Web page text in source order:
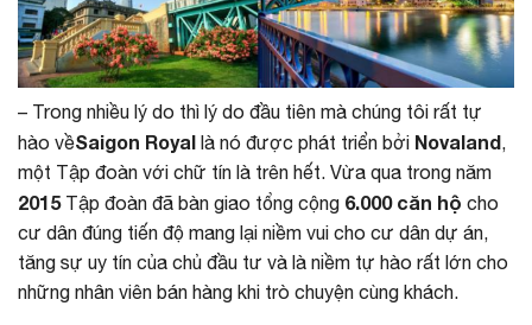
– Trong nhiều lý do thì lý do đầu tiên mà chúng tôi rất tự
hào vềSaigon Royal là nó được phát triển bởi Novaland,
một Tập đoàn với chữ tín là trên hết. Vừa qua trong năm
2015Tập đoàn đã bàn giao tổng cộng 6.000 căn hộ cho
cư dân đúng tiến độ mang lại niềm vui cho cư dân dự án,
tăng sự uy tín của chủ đầu tư và là niềm tự hào rất lớn cho
những nhân viên bán hàng khi trò chuyện cùng khách.